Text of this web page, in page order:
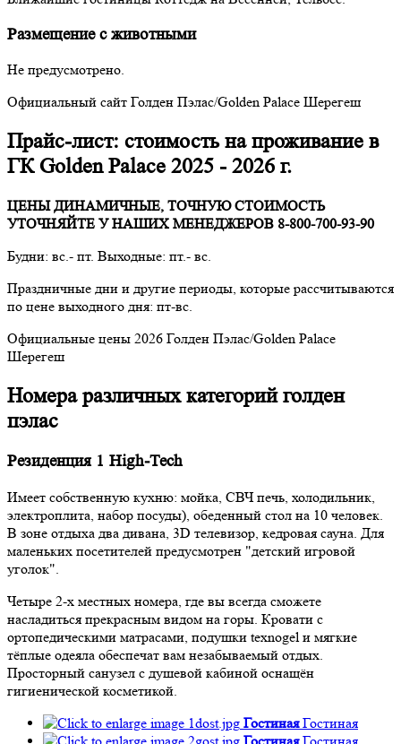
Размещение с животными
Не предусмотрено.
Официальный сайт Голден Пэлас/Golden Palace Шерегеш
Прайс-лист: стоимость на проживание в
ГК Golden Palace 2025 - 2026 г.
ЦЕНЫ ДИНАМИЧНЫЕ, ТОЧНУЮ СТОИМОСТЬ
УТОЧНЯЙТЕ У НАШИХ МЕНЕДЖЕРОВ 8-800-700-93-90
Будни: вс.- пт. Выходные: пт.- вс.
Праздничные дни и другие периоды, которые рассчитываются
по цене выходного дня: пт-вс.
Официальные цены 2026 Голден Пэлас/Golden Palace
Шерегеш
Номера различных категорий голден
пэлас
Резиденция 1 High-Tech
Имеет собственную кухню: мойка, СВЧ печь, холодильник,
электроплита, набор посуды), обеденный стол на 10 человек.
В зоне отдыха два дивана, 3D телевизор, кедровая сауна. Для
маленьких посетителей предусмотрен "детский игровой
уголок".
Четыре 2-х местных номера, где вы всегда сможете
насладиться прекрасным видом на горы. Кровати с
ортопедическими матрасами, подушки texnogel и мягкие
тёплые одеяла обеспечат вам незабываемый отдых.
Просторный санузел с душевой кабиной оснащён
гигиенической косметикой.
Гостиная Гостиная
Гостиная Гостиная